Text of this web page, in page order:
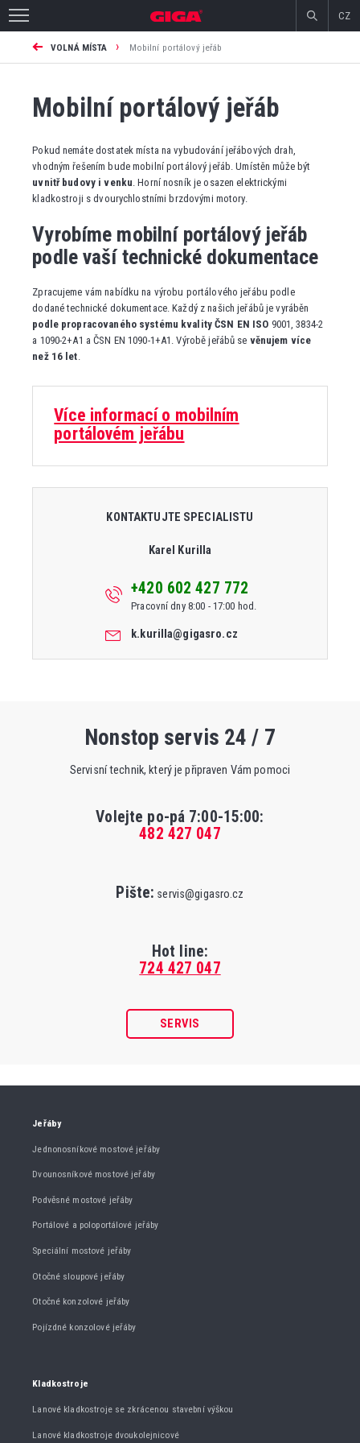
CZ
VOLNÁ MÍSTA › Mobilní portálový jeřáb
Mobilní portálový jeřáb
Pokud nemáte dostatek místa na vybudování jeřábových drah,
vhodným řešením bude mobilní portálový jeřáb. Umístěn může být
uvnitř budovy i venku. Horní nosník je osazen elektrickými
kladkostroji s dvourychlostními brzdovými motory.
Vyrobíme mobilní portálový jeřáb
podle vaší technické dokumentace
Zpracujeme vám nabídku na výrobu portálového jeřábu podle
dodané technické dokumentace. Každý z našich jeřábů je vyráběn
podle propracovaného systému kvality ČSN EN ISO 9001, 3834-2
a 1090-2+A1 a ČSN EN 1090-1+A1. Výrobě jeřábů se věnujem více
než 16 let
Více informací o mobilním
portálovém jeřábu
KONTAKTUJTE SPECIALISTU
Karel Kurilla
+420 602 427 772
Pracovní dny 8:00 - 17:00 hod.
k.kurilla@gigasro.cz
Nonstop servis 24 / 7
Servisní technik, který je připraven Vám pomoci
Volejte po-pá 7:00-15:00:
482 427 047
Pište: servis@gigasro.cz
Hot line:
724 427 047
SERVIS
Jeřáby
Jednonosníkové mostové jeřáby
Dvounosníkové mostové jeřáby
Podvěsné mostové jeřáby
Portálové a poloportálové jeřáby
Speciální mostové jeřáby
Otočné sloupové jeřáby
Otočné konzolové jeřáby
Pojízdné konzolové jeřáby
Kladkostroje
Lanové kladkostroje se zkrácenou stavební výškou
Lanové kladkostroje dvoukolejnicové